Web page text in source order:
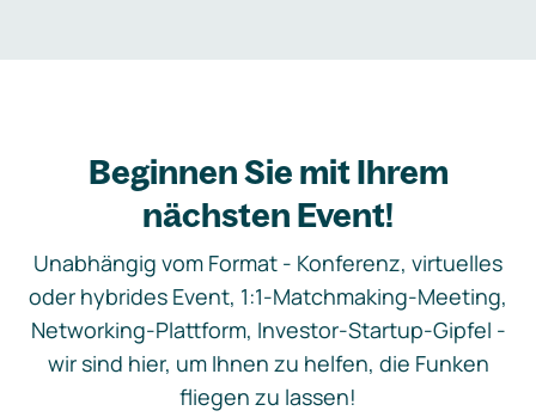
Beginnen Sie mit Ihrem
nächsten Event!
Unabhängig vom Format - Konferenz, virtuelles
oder hybrides Event, 1:1-Matchmaking-Meeting,
Networking-Plattform, Investor-Startup-Gipfel -
wir sind hier, um Ihnen zu helfen, die Funken
fliegen zu lassen!